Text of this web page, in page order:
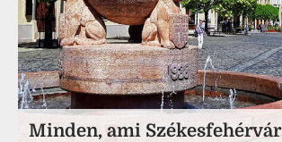
Minden, ami Székesfehérvár